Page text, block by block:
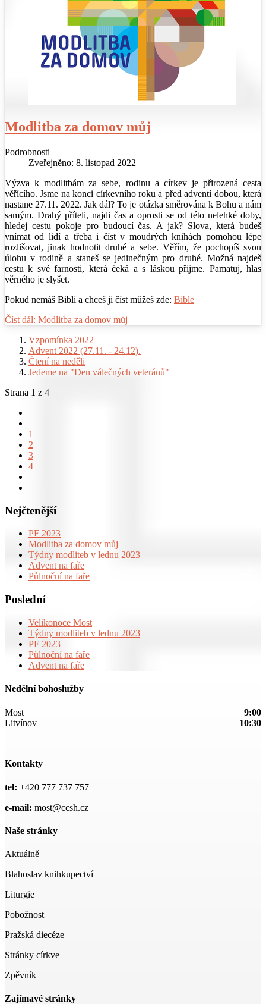
Modlitba za domov můj
Podrobnosti
Zveřejněno: 8. listopad 2022
Výzva k modlitbám za sebe, rodinu a církev je přirozená cesta
věřícího. Jsme na konci církevního roku a před adventí dobou, která
nastane 27.11. 2022. Jak dál? To je otázka směrována k Bohu a nám
samým. Drahý příteli, najdi čas a oprosti se od této nelehké doby,
hledej cestu pokoje pro budoucí čas. A jak? Slova, která budeš
vnímat od lidí a třeba i číst v moudrých knihách pomohou lépe
rozlišovat, jinak hodnotit druhé a sebe. Věřím, že pochopíš svou
úlohu v rodině a staneš se jedinečným pro druhé. Možná najdeš
cestu k své farnosti, která čeká a s láskou přijme. Pamatuj, hlas
věrného je slyšet.
Pokud nemáš Bibli a chceš ji číst můžeš zde: Bible
Číst dál: Modlitba za domov můj
Vzpomínka 2022
Advent 2022 (27.11. - 24.12).
Čtení na neděli
Jedeme na "Den válečných veteránů"
Strana 1 z 4
1
2
3
4
Nejčtenější
PF 2023
Modlitba za domov můj
Týdny modliteb v lednu 2023
Advent na faře
Půlnoční na faře
Poslední
Velikonoce Most
Týdny modliteb v lednu 2023
PF 2023
Půlnoční na faře
Advent na faře
Nedělní bohoslužby
Most
9:00
Litvínov
10:30
Kontakty
tel: +420 777 737 757
e-mail: most@ccsh.cz
Naše stránky
Aktuálně
Blahoslav knihkupectví
Liturgie
Pobožnost
Pražská diecéze
Stránky církve
Zpěvník
Zajímavé stránky